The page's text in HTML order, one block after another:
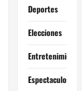
Deportes
Elecciones
Entretenimiento
Espectaculos